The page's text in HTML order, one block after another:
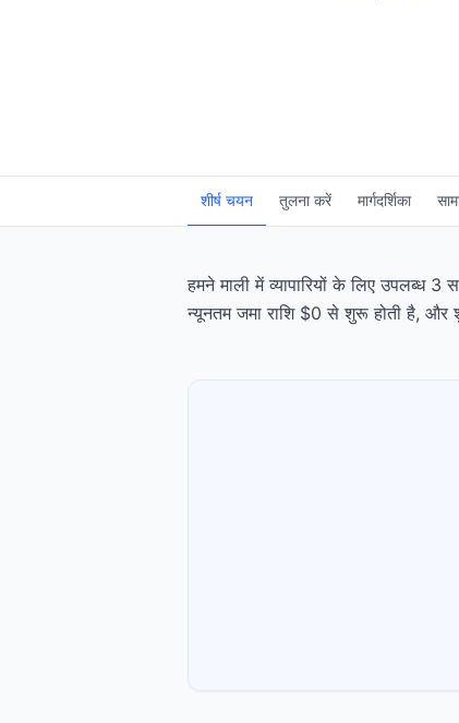
शीर्ष चयन तुलना करें मार्गदर्शिका
हमने माली में व्यापारियों के लिए
न्यूनतम जमा राशि $0 से शुरू होती है,